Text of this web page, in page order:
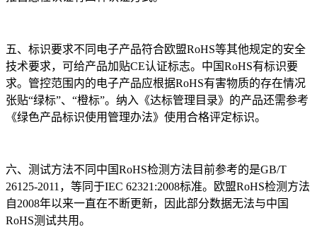
五、标识要求不同电子产品符合欧盟RoHS等其他规定的安全
技术要求，可给产品加贴CE认证标志。中国RoHS有标识要
求。管控范围内的电子产品应根据RoHS有害物质的存在情况
张贴“绿标”、“橙标”。纳入《达标管理目录》的产品还需参考
《绿色产品标识使用管理办法》使用合格评定标识。
六、测试方法不同中国RoHS检测方法目前参考的是GB/T
26125-2011，等同于IEC 62321:2008标准。欧盟RoHS检测方法
自2008年以来一直在不断更新，因此部分数据无法与中国
RoHS测试共用。